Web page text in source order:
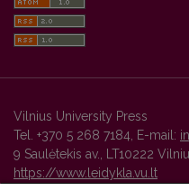
Vilnius University Press
Tel. +370 5 268 7184, E-mail:
9 Saulėtekis av., LT10222
https://www.leidykla.vu.lt